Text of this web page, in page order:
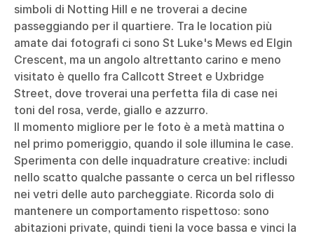
simboli di Notting Hill e ne troverai a decine
passeggiando per il quartiere. Tra le location più
amate dai fotografi ci sono St Luke's Mews ed Elgin
Crescent, ma un angolo altrettanto carino e meno
visitato è quello fra Callcott Street e Uxbridge
Street, dove troverai una perfetta fila di case nei
toni del rosa, verde, giallo e azzurro.
Il momento migliore per le foto è a metà mattina o
nel primo pomeriggio, quando il sole illumina le case.
Sperimenta con delle inquadrature creative: includi
nello scatto qualche passante o cerca un bel riflesso
nei vetri delle auto parcheggiate. Ricorda solo di
mantenere un comportamento rispettoso: sono
abitazioni private, quindi tieni la voce bassa e vinci la